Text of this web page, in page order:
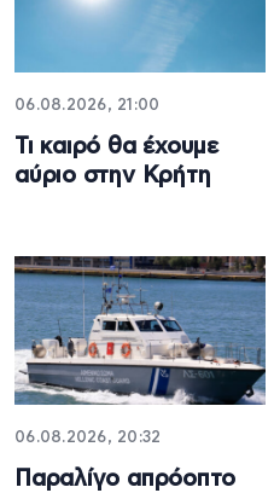
06.08.2026, 21:00
Τι καιρό θα έχουμε
αύριο στην Κρήτη
06.08.2026, 20:32
Παραλίγο απρόοπτο